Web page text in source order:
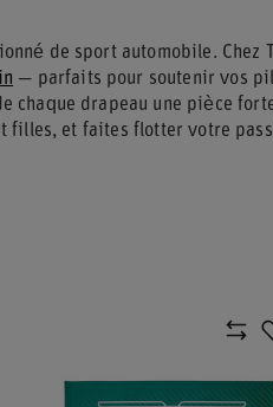
de sport automobile. Chez
— parfaits pour soutenir vos
chaque drapeau une pièce
filles, et faites flotter votre